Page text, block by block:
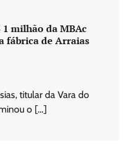
1 milhão da MBAc
fábrica de Arraias
titular da Vara do
o […]